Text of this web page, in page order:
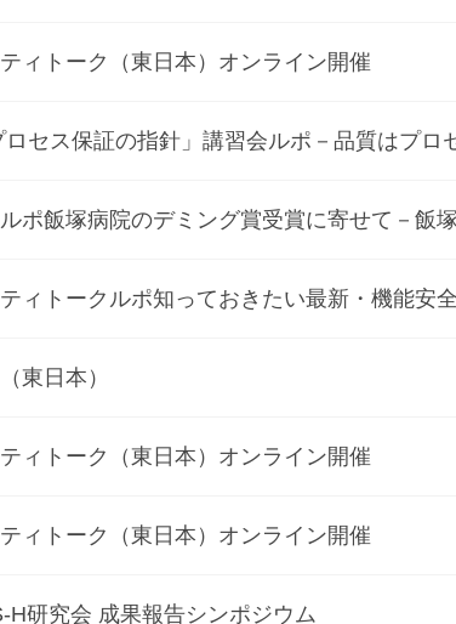
ィトーク（東日本）オンライン開催
セス保証の指針」講習会ルポ－品質はプロ
ポ飯塚病院のデミング賞受賞に寄せて－飯
ィトークルポ知っておきたい最新・機能安
東日本）
ィトーク（東日本）オンライン開催
ィトーク（東日本）オンライン開催
H研究会 成果報告シンポジウム